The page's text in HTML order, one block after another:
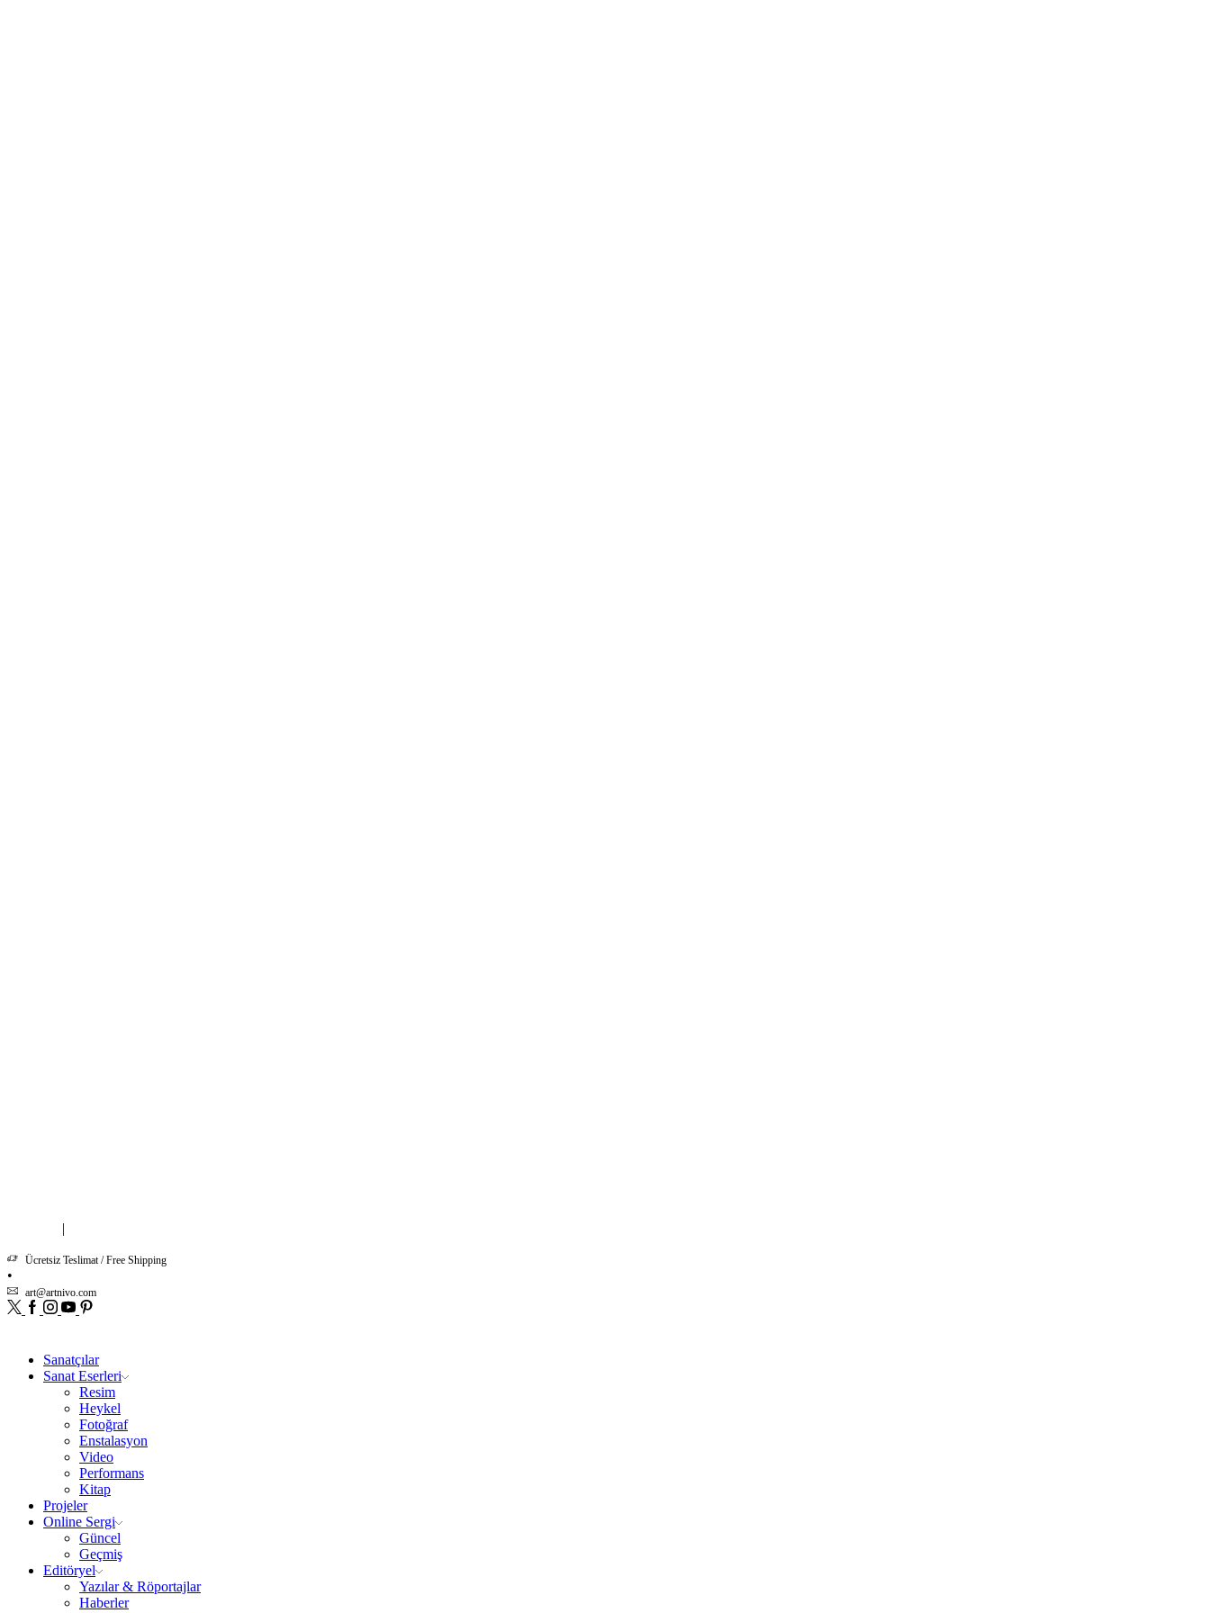
|
Ücretsiz Teslimat / Free Shipping
art@artnivo.com
TwitterFacebook
Instagram
YoutubePinterest
Sanatçılar
Sanat Eserleri
Resim
Heykel
Fotoğraf
Enstalasyon
Video
Performans
Kitap
Projeler
Online Sergi
Güncel
Geçmiş
Editöryel
Yazılar & Röportajlar
Haberler